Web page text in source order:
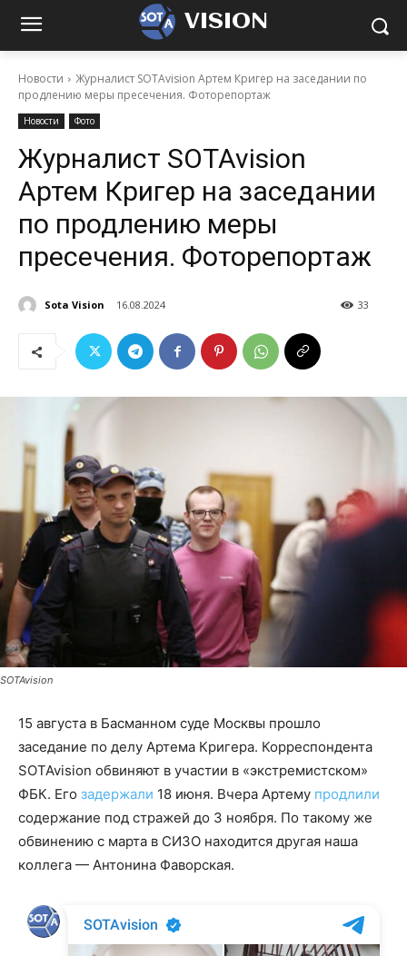
VISION
Новости
Журналист SOTAvision Артем Кригер на заседании по
продлению меры пресечения. Фоторепортаж
Новости Фото
Журналист SOTAvision
Артем Кригер на заседании
по продлению меры
пресечения. Фоторепортаж
Sota Vision 16.08.2024 33
SOTAvision
15 августа в Басманном суде Москвы прошло
заседание по делу Артема Кригера. Корреспондента
SOTAvision обвиняют в участии в «экстремистском»
ФБК. Его задержали 18 июня. Вчера Артему продлили
содержание под стражей до 3 ноября. По такому же
обвинению с марта в СИЗО находится другая наша
коллега — Антонина Фаворская.